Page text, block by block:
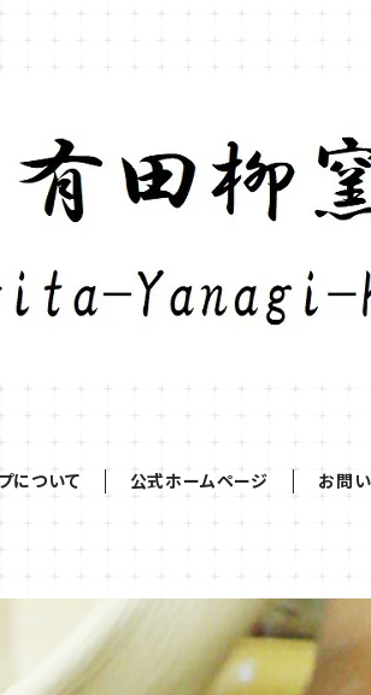
について 公式ホームページ お問